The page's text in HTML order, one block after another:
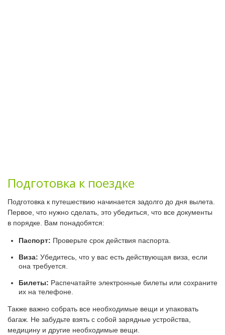
Подготовка к поездке
Подготовка к путешествию начинается задолго до дня вылета.
Первое, что нужно сделать, это убедиться, что все документы
в порядке. Вам понадобятся:
Паспорт: Проверьте срок действия паспорта.
Виза: Убедитесь, что у вас есть действующая виза, если
она требуется.
Билеты: Распечатайте электронные билеты или сохраните
их на телефоне.
Также важно собрать все необходимые вещи и упаковать
багаж. Не забудьте взять с собой зарядные устройства,
медицину и другие необходимые вещи.